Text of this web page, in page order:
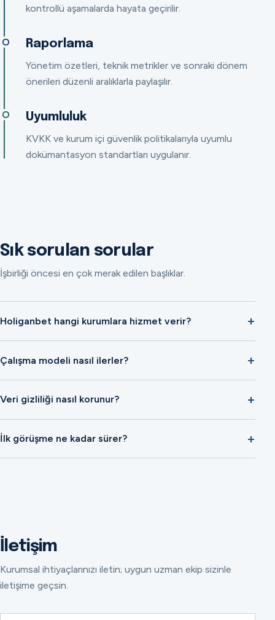
kontrollü aşamalarda hayata geçirilir.
Raporlama
Yönetim özetleri, teknik metrikler ve sonraki dönem
önerileri düzenli aralıklarla paylaşılır.
Uyumluluk
KVKK ve kurum içi güvenlik politikalarıyla uyumlu
dokümantasyon standartları uygulanır.
Sık sorulan sorular
İşbirliği öncesi en çok merak edilen başlıklar.
Holiganbet hangi kurumlara hizmet verir?
Çalışma modeli nasıl ilerler?
Veri gizliliği nasıl korunur?
İlk görüşme ne kadar sürer?
İletişim
Kurumsal ihtiyaçlarınızı iletin; uygun uzman ekip sizinle
iletişime geçsin.